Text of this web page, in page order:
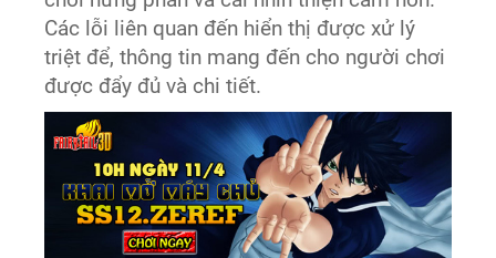
Các lỗi liên quan đến hiển thị được xử lý
triệt để, thông tin mang đến cho người chơi
được đẩy đủ và chi tiết.